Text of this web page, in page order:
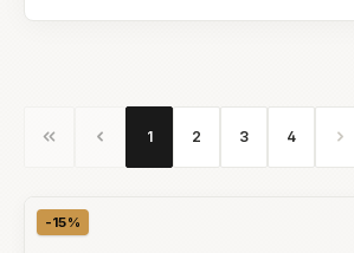
Pagina
1 Pagina
2 Pagina
3 Pagina
4
Sconto
-15%